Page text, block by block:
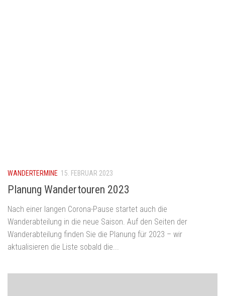
WANDERTERMINE 15. FEBRUAR 2023
Planung Wandertouren 2023
Nach einer langen Corona-Pause startet auch die
Wanderabteilung in die neue Saison. Auf den Seiten der
Wanderabteilung finden Sie die Planung für 2023 – wir
aktualisieren die Liste sobald die...